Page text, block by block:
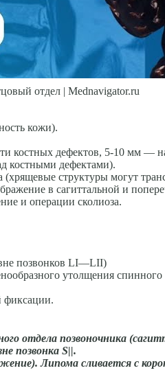
отдел | Mednavigator.ru
кожи).
костных дефектов, 5-10 мм —
костны­ми дефектами).
структуры могут
в сагиттальной и
и операции сколиоза.
позвонков LI—LII)
утолщения спинного
фиксации.
отдела позвоночника
позвонка S||.
Липома сливается с